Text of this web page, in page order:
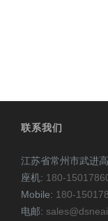
联系我们
江苏省常州市武进
座机: 180-
Mobile: 180-
电邮: